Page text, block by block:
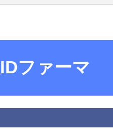
ファーマ